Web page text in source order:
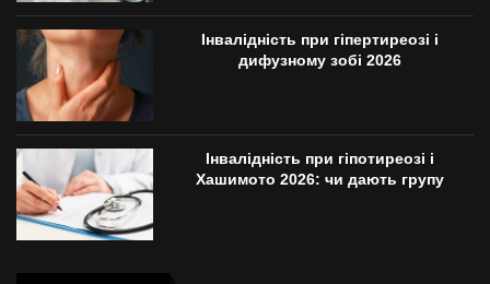
Інвалідність при гіпертиреозі і
дифузному зобі 2026
Інвалідність при гіпотиреозі і
Хашимото 2026: чи дають групу